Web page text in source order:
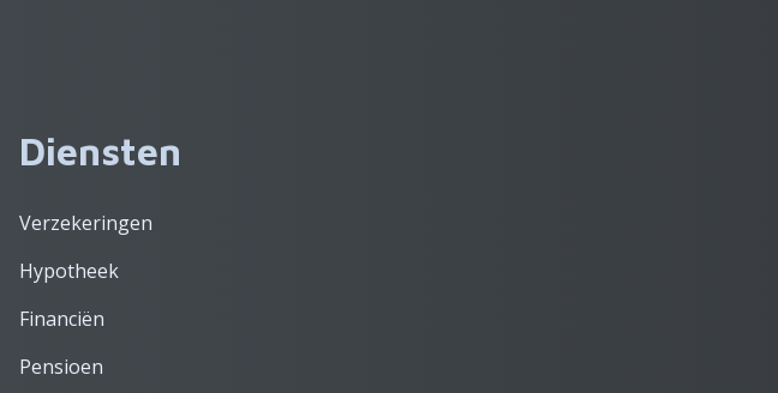
Diensten
Verzekeringen
Hypotheek
Financiën
Pensioen